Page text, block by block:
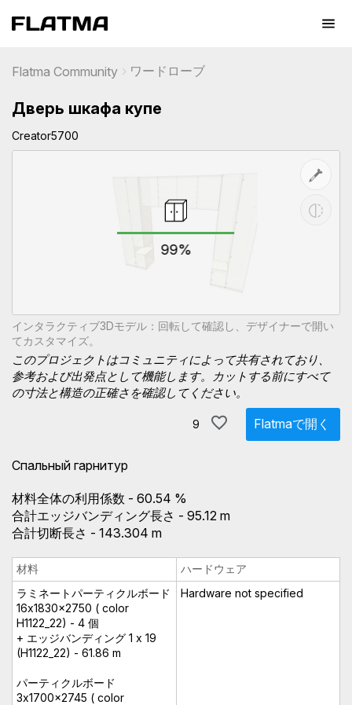
Flatma Community ワードローブ
Дверь шкафа купе
Creator5700
99%
インタラクティブ3Dモデル：回転して確認し、デザイナーで開い
てカスタマイズ。
このプロジェクトはコミュニティによって共有されており、
参考および出発点として機能します。カットする前にすべて
の寸法と構造の正確さを確認してください。
9 Flatmaで開く
Спальный гарнитур
材料全体の利用係数 - 60.54 %
合計エッジバンディング長さ - 95.12 m
合計切断長さ - 143.304 m
材料
ハードウェア
ラミネートパーティクルボード
16x1830x2750 ( color
H1122_22) - 4 個
+ エッジバンディング 1 x 19
(H1122_22) - 61.86 m
パーティクルボード
3x1700x2745 ( color
Hardware not specified